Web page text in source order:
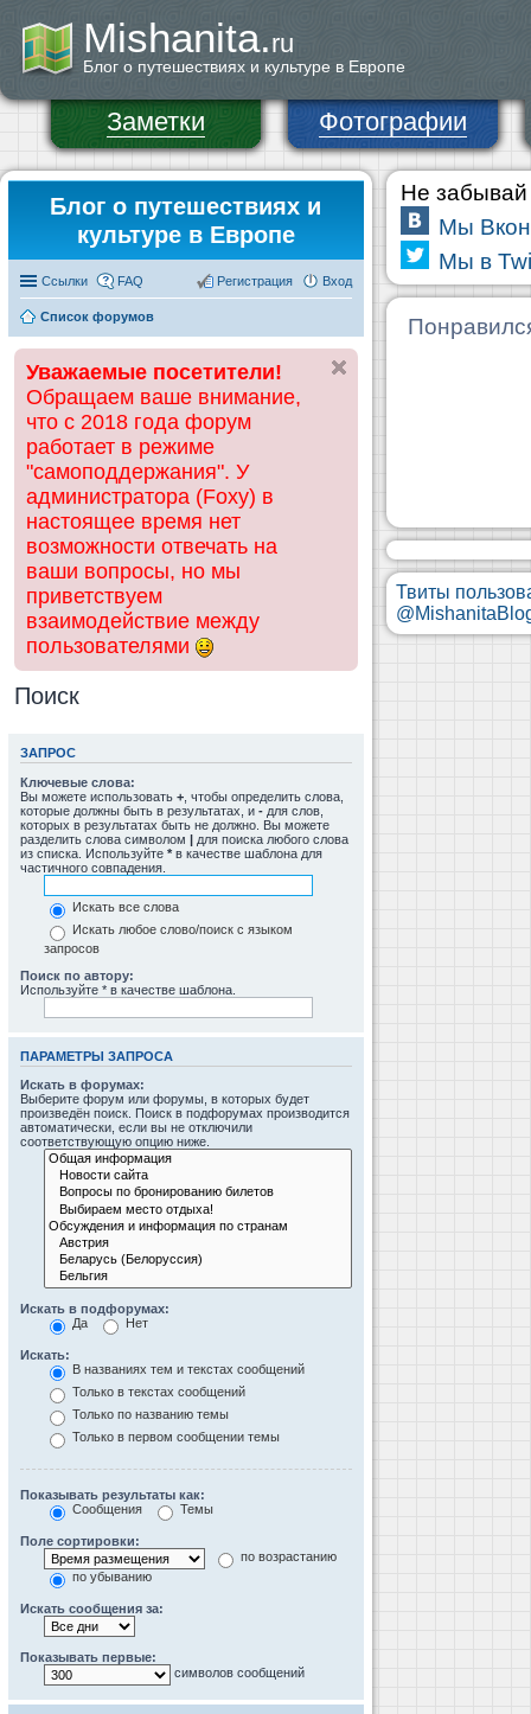
Mishanita.ru
Блог о путешествиях и культуре в Европе
Заметки Фотографии
Блог о путешествиях и
культуре в Европе
Ссылки FAQ Вход
Регистрация
Список форумов
Уважаемые посетители!
Обращаем ваше внимание,
что с 2018 года форум
работает в режиме
"самоподдержания". У
администратора (Foxy) в
настоящее время нет
возможности отвечать на
ваши вопросы, но мы
приветствуем
взаимодействие между
пользователями
Поиск
ЗАПРОС
Ключевые слова:
Вы можете использовать + , чтобы определить слова,
которые должны быть в результатах, и - для слов,
которых в результатах быть не должно. Вы можете
разделить слова символом | для поиска любого слова
из списка. Используйте * в качестве шаблона для
частичного совпадения.
Искать все слова
Искать любое слово/поиск с языком
запросов
Поиск по автору:
Используйте * в качестве шаблона.
ПАРАМЕТРЫ ЗАПРОСА
Искать в форумах:
Выберите форум или форумы, в которых будет
произведён поиск. Поиск в подфорумах производится
автоматически, если вы не отключили
соответствующую опцию ниже.
Искать в подфорумах:
Да
Нет
Искать:
В названиях тем и текстах сообщений
Только в текстах сообщений
Только по названию темы
Только в первом сообщении темы
Показывать результаты как:
Сообщения
Темы
Поле сортировки:
по возрастанию
по убыванию
Искать сообщения за:
Показывать первые:
символов сообщений
Не забывай
Мы
Мы в
Твиты